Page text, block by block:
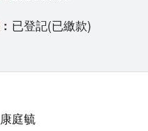
已登記(已繳款)
康庭毓